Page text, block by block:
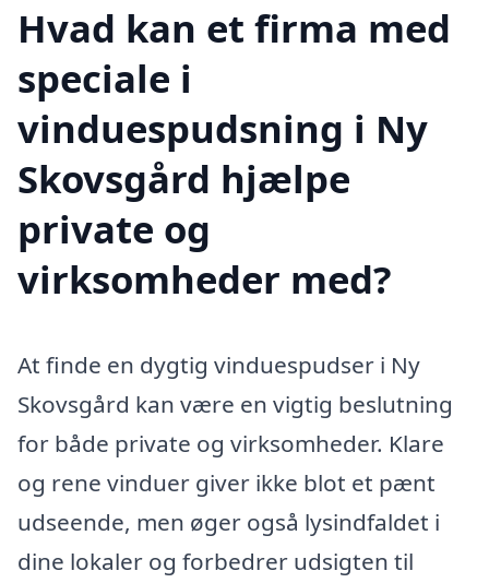
Hvad kan et firma med
speciale i
vinduespudsning i Ny
Skovsgård hjælpe
private og
virksomheder med?
At finde en dygtig vinduespudser i Ny
Skovsgård kan være en vigtig beslutning
for både private og virksomheder. Klare
og rene vinduer giver ikke blot et pænt
udseende, men øger også lysindfaldet i
dine lokaler og forbedrer udsigten til